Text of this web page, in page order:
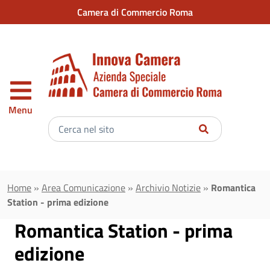
al contenuto principaleCamera di Commercio Roma
Menu
Inserisci
il
cercare
Home » Area Comunicazione » Archivio Notizie » Romantica
Station - prima edizione
Romantica Station - prima
edizione